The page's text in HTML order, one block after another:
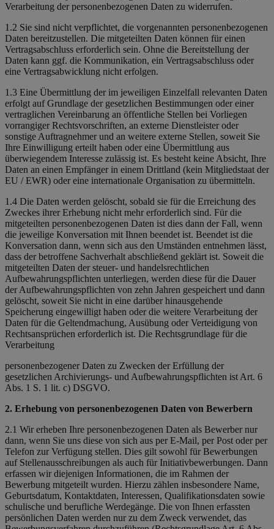
Verarbeitung der personenbezogenen Daten zu widerrufen.
1.2 Sie sind nicht verpflichtet, die vorgenannten personenbezogenen
Daten bereitzustellen. Die mitgeteilten Daten können für einen
Vertragsabschluss erforderlich sein. Ohne die Bereitstellung der
Daten kann ggf. die Kommunikation, ein Vertragsabschluss oder
eine Vertragsabwicklung nicht erfolgen.
1.3 Eine Übermittlung der im jeweiligen Einzelfall relevanten Daten
erfolgt auf Grundlage der gesetzlichen Bestimmungen oder einer
vertraglichen Vereinbarung an öffentliche Stellen bei Vorliegen
vorrangiger Rechtsvorschriften, an externe Dienstleister oder
sonstige Auftragnehmer und an weitere externe Stellen, soweit Sie
Ihre Einwilligung erteilt haben oder eine Übermittlung aus
überwiegendem Interesse zulässig ist. Es besteht keine Absicht, Ihre
Daten an einen Empfänger in einem Drittland (kein Mitgliedstaat der
EU / EWR) oder eine internationale Organisation zu übermitteln.
1.4 Die Daten werden gelöscht, sobald sie für die Erreichung des
Zweckes ihrer Erhebung nicht mehr erforderlich sind. Für die
mitgeteilten personenbezogenen Daten ist dies dann der Fall, wenn
die jeweilige Konversation mit Ihnen beendet ist. Beendet ist die
Konversation dann, wenn sich aus den Umständen entnehmen lässt,
dass der betroffene Sachverhalt abschließend geklärt ist. Soweit die
mitgeteilten Daten der steuer- und handelsrechtlichen
Aufbewahrungspflichten unterliegen, werden diese für die Dauer
der Aufbewahrungspflichten von zehn Jahren gespeichert und dann
gelöscht, soweit Sie nicht in eine darüber hinausgehende
Speicherung eingewilligt haben oder die weitere Verarbeitung der
Daten für die Geltendmachung, Ausübung oder Verteidigung von
Rechtsansprüchen erforderlich ist. Die Rechtsgrundlage für die
Verarbeitung
personenbezogener Daten zu Zwecken der Erfüllung der
gesetzlichen Archivierungs- und Aufbewahrungspflichten ist Art. 6
Abs. 1 S. 1 lit. c) DSGVO.
2. Erhebung von personenbezogenen Daten von Bewerbern
2.1 Wir erheben Ihre personenbezogenen Daten als Bewerber nur
dann, wenn Sie uns diese von sich aus per E-Mail, per Post oder per
Telefon zur Verfügung stellen. Dies gilt sowohl für Bewerbungen
auf Stellenausschreibungen als auch für Initiativbewerbungen. Dann
erfassen wir diejenigen Informationen, die im Rahmen der
Bewerbung mitgeteilt wurden. Hierzu zählen insbesondere Name,
Geburtsdatum, Kontaktdaten, Interessen, Qualifikationsdaten sowie
schulische und berufliche Werdegänge. Die von Ihnen erfassten
persönlichen Daten werden nur zu dem Zweck verwendet, das